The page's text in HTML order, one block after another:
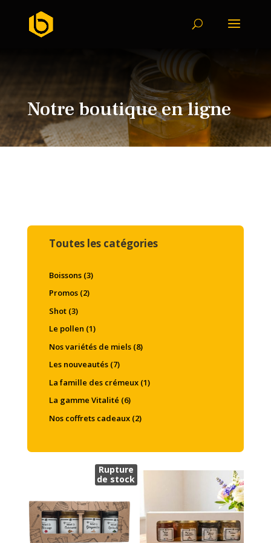
Notre boutique en ligne
Toutes les catégories
Boissons (3)
Promos (2)
Shot (3)
Le pollen (1)
Nos variétés de miels (8)
Les nouveautés (7)
La famille des crémeux (1)
La gamme Vitalité (6)
Nos coffrets cadeaux (2)
Rupture
de stock